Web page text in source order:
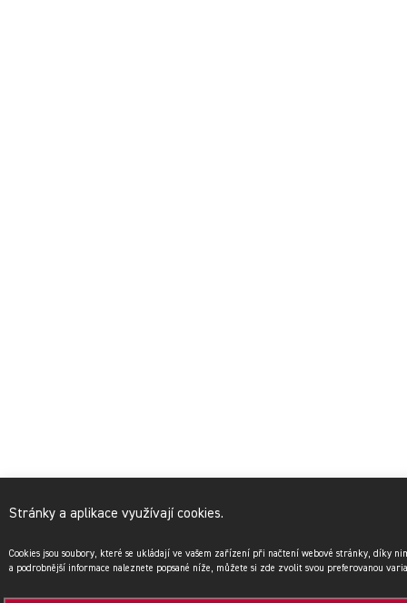
Stránky a aplikace využívají cookies.
Cookies jsou soubory, které se ukládají ve vašem zařízení při načtení webové stránky, díky
a podrobnější informace naleznete popsané níže, můžete si zde zvolit svou preferovanou